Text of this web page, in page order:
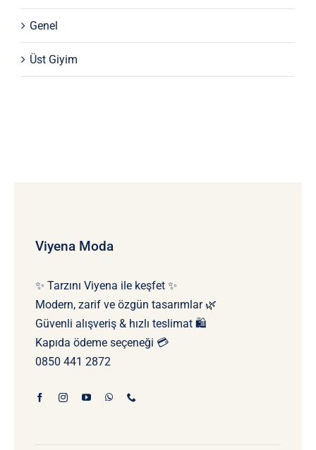
Genel
Üst Giyim
Viyena Moda
✨ Tarzını Viyena ile keşfet ✨
Modern, zarif ve özgün tasarımlar 🌿
Güvenli alışveriş & hızlı teslimat 🛍️
Kapıda ödeme seçeneği 💳
0850 441 2872